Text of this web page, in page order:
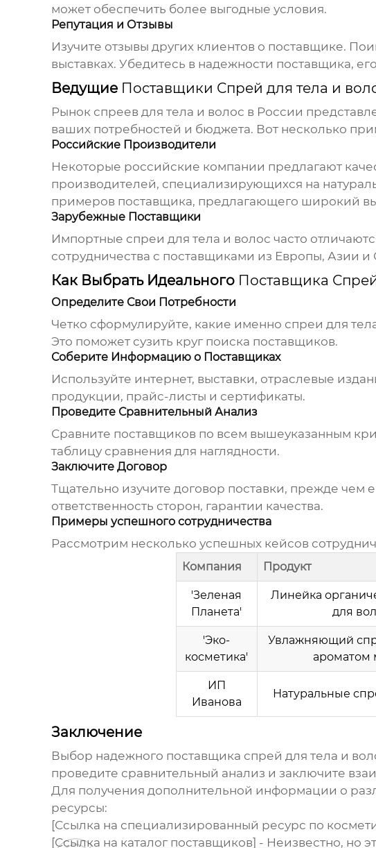
может обеспечить более выгодные условия.
Репутация и Отзывы
Изучите отзывы других клиентов о поставщике.
выставках. Убедитесь в надежности поставщика,
Ведущие Поставщики Спрей для тела и
Рынок спреев для тела и волос в России
ваших потребностей и бюджета. Вот несколько
Российские Производители
Некоторые российские компании предлагают
производителей, специализирующихся на
примеров поставщика, предлагающего широкий
Зарубежные Поставщики
Импортные спреи для тела и волос часто
сотрудничества с поставщиками из Европы, Азии
Как Выбрать Идеального Поставщика
Определите Свои Потребности
Четко сформулируйте, какие именно спреи для
Это поможет сузить круг поиска поставщиков.
Соберите Информацию о Поставщиках
Используйте интернет, выставки, отраслевые
продукции, прайс-листы и сертификаты.
Проведите Сравнительный Анализ
Сравните поставщиков по всем вышеуказанным
таблицу сравнения для наглядности.
Заключите Договор
Тщательно изучите договор поставки, прежде чем
ответственность сторон, гарантии качества.
Примеры успешного сотрудничества
Рассмотрим несколько успешных кейсов
Компания Продукт
'Зеленая
Планета'
Линейка
для
'Эко-
косметика'
Увлажняющий
ароматом
ИП
Иванова
Натуральные
Заключение
Выбор надежного поставщика спрей для тела и
проведите сравнительный анализ и заключите
Для получения дополнительной информации о
ресурсы:
[Ссылка на специализированный ресурс по
[Ссылка на каталог поставщиков] - Неизвестно, но